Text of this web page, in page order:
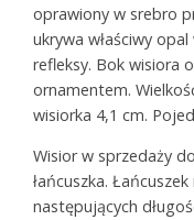
oprawiony w srebro
ukrywa właściwy
refleksy. Bok wisiora
ornamentem.
wisiorka 4,1 cm.
Wisior w sprzedaży
łańcuszka.
następujących